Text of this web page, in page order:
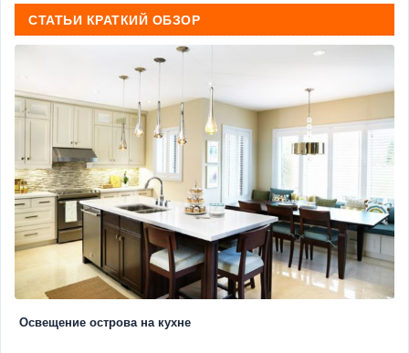
СТАТЬИ КРАТКИЙ ОБЗОР
Освещение острова на кухне